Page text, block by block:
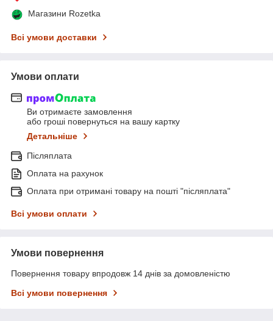
Магазини Rozetka
Всі умови доставки
Умови оплати
Ви отримаєте замовлення
або гроші повернуться на вашу картку
Детальніше
Післяплата
Оплата на рахунок
Оплата при отримані товару на пошті "післяплата"
Всі умови оплати
Умови повернення
Повернення товару впродовж 14 днів за домовленістю
Всі умови повернення